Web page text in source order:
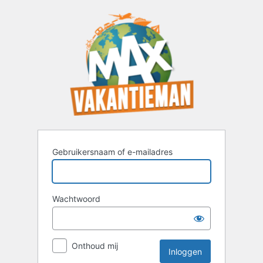
Gebruikersnaam of e-mailadres
Wachtwoord
Onthoud mij